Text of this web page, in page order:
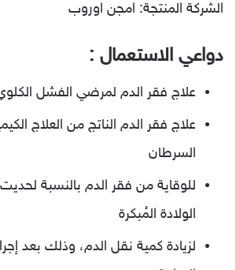
الشركة المنتجة: امجن اوروب
دواعي الاستعمال :
علاج فقر الدم لمرضي الفشل
علاج فقر الدم الناتج من العلاج
السرطان
للوقاية من فقر الدم بالنسبة لحديت
الولادة المُبكرة
لزيادة كمية نقل الدم، وذلك بعد